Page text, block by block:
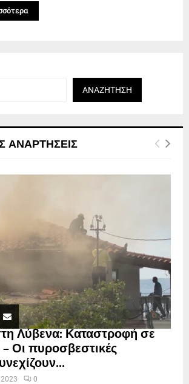
ΑΝΑΖΉΤΗΣΗ
ΑΝΑΡΤΉΣΕΙΣ
Λύβενα: Καταστροφή σε
– Οι πυροσβεστικές
0